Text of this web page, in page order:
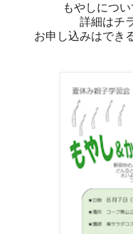
もやしにつ
詳細はチ
お申し込みはでき